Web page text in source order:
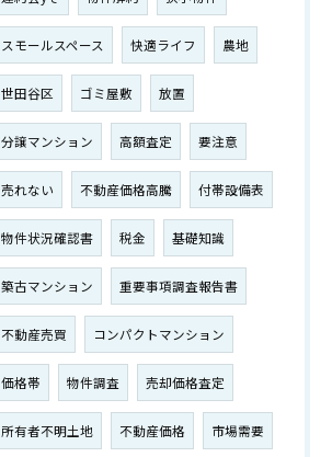
スモールスペース 快適ライフ 農地
世田谷区 ゴミ屋敷 放置
分譲マンション 高額査定 要注意
売れない 不動産価格高騰 付帯設備表
物件状況確認書 税金 基礎知識
築古マンション 重要事項調査報告書
不動産売買 コンパクトマンション
価格帯 物件調査 売却価格査定
所有者不明土地 不動産価格 市場需要